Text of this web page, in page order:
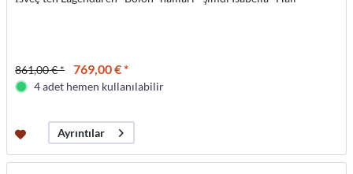
861,00 € * 769,00 € *
4 adet hemen kullanılabilir
Ayrıntılar